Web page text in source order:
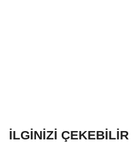
İLGINIZI ÇEKEBILIR